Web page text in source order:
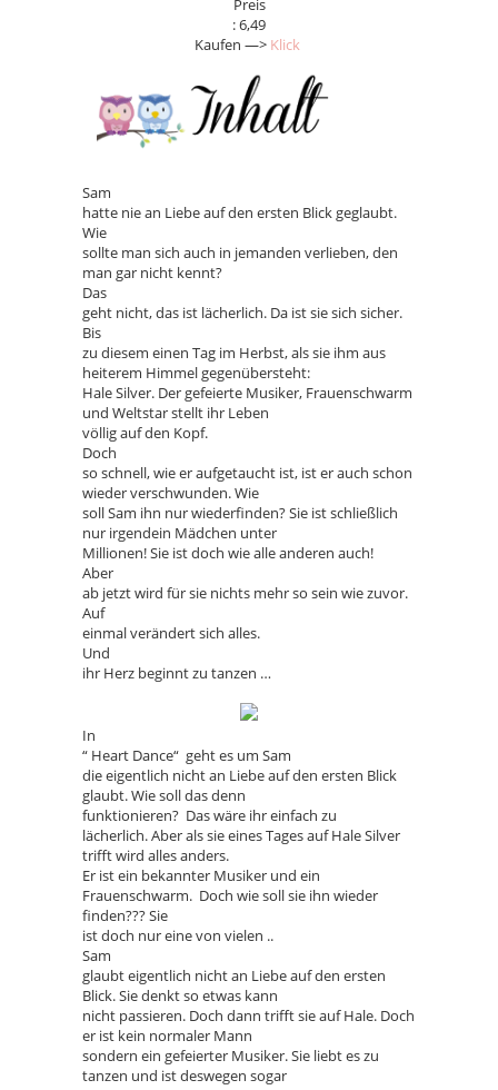
Preis
: 6,49
Kaufen —> Klick
Sam
hatte nie an Liebe auf den ersten Blick geglaubt.
Wie
sollte man sich auch in jemanden verlieben, den
man gar nicht kennt?
Das
geht nicht, das ist lächerlich. Da ist sie sich sicher.
Bis
zu diesem einen Tag im Herbst, als sie ihm aus
heiterem Himmel gegenübersteht:
Hale Silver. Der gefeierte Musiker, Frauenschwarm
und Weltstar stellt ihr Leben
völlig auf den Kopf.
Doch
so schnell, wie er aufgetaucht ist, ist er auch schon
wieder verschwunden. Wie
soll Sam ihn nur wiederfinden? Sie ist schließlich
nur irgendein Mädchen unter
Millionen! Sie ist doch wie alle anderen auch!
Aber
ab jetzt wird für sie nichts mehr so sein wie zuvor.
Auf
einmal verändert sich alles.
Und
ihr Herz beginnt zu tanzen …
In
“ Heart Dance“ geht es um Sam
die eigentlich nicht an Liebe auf den ersten Blick
glaubt. Wie soll das denn
funktionieren? Das wäre ihr einfach zu
lächerlich. Aber als sie eines Tages auf Hale Silver
trifft wird alles anders.
Er ist ein bekannter Musiker und ein
Frauenschwarm. Doch wie soll sie ihn wieder
finden??? Sie
ist doch nur eine von vielen ..
Sam
glaubt eigentlich nicht an Liebe auf den ersten
Blick. Sie denkt so etwas kann
nicht passieren. Doch dann trifft sie auf Hale. Doch
er ist kein normaler Mann
sondern ein gefeierter Musiker. Sie liebt es zu
tanzen und ist deswegen sogar